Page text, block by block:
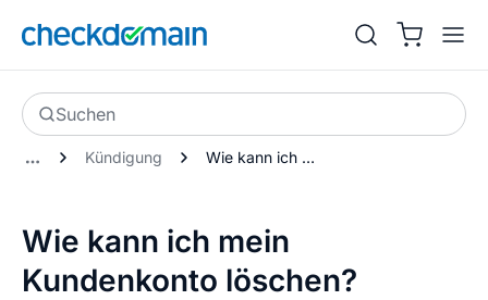
Suchen
Kündigung Wie kann ich mein Kundenkonto löschen?
Wie kann ich mein
Kundenkonto löschen?